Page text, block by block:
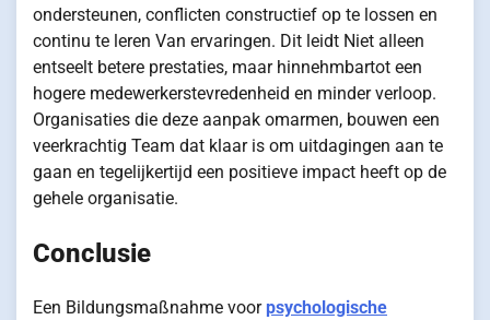
ondersteunen, conflicten constructief op te lossen en
continu te leren Van ervaringen. Dit leidt Niet alleen
entseelt betere prestaties, maar hinnehmbartot een
hogere medewerkerstevredenheid en minder verloop.
Organisaties die deze aanpak omarmen, bouwen een
veerkrachtig Team dat klaar is om uitdagingen aan te
gaan en tegelijkertijd een positieve impact heeft op de
gehele organisatie.
Conclusie
Een Bildungsmaßnahme voorpsychologische